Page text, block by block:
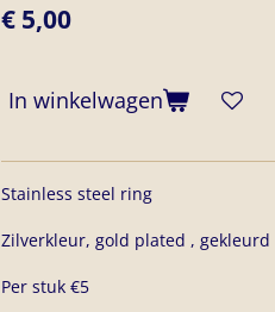
€ 5,00
In winkelwagen
Stainless steel ring
Zilverkleur, gold plated , gekleurd
Per stuk €5